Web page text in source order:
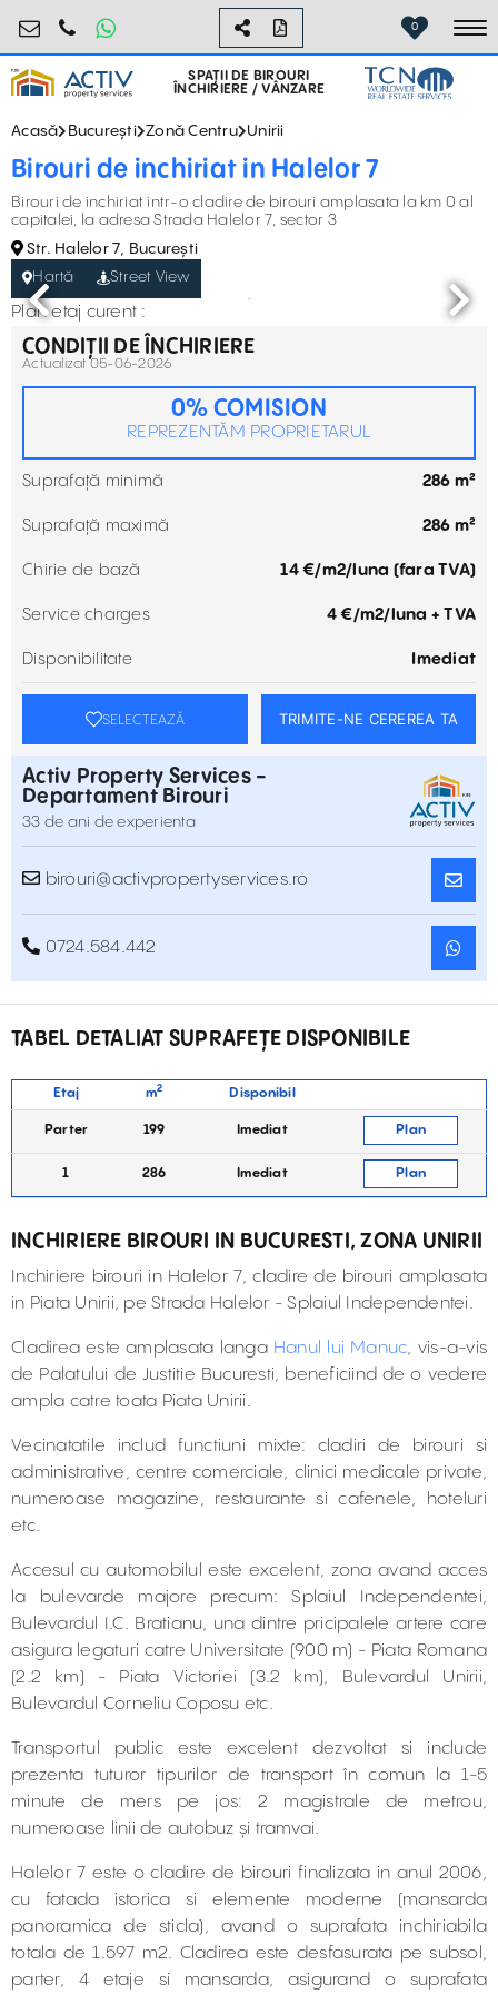
birouri@activpropertyservices.ro
0724.584.442 0
SPAȚII DE BIROURI
ÎNCHIRIERE / VÂNZARE
Acasă București Zonă Centru Unirii
Birouri de inchiriat in Halelor 7
Birouri de inchiriat intr-o cladire de birouri amplasata la km 0 al
capitalei, la adresa Strada Halelor 7, sector 3
Str. Halelor 7, București
Hartă
Street View
Plan etaj curent :
CONDIȚII DE ÎNCHIRIERE
Actualizat 05-06-2026
0% COMISION
REPREZENTĂM PROPRIETARUL
Suprafață minimă 286 m²
Suprafață maximă 286 m²
Chirie de bază 14 €/m2/luna (fara TVA)
Service charges 4 €/m2/luna + TVA
Disponibilitate Imediat
SELECTEAZĂ TRIMITE-NE CEREREA TA
Activ Property Services -
Departament Birouri
33 de ani de experienta
birouri@activpropertyservices.ro
0724.584.442
TABEL DETALIAT SUPRAFEȚE DISPONIBILE
Etaj m2 Disponibil
Parter 199 Imediat Plan
1 286 Imediat Plan
INCHIRIERE BIROURI IN BUCURESTI, ZONA UNIRII
Inchiriere birouri in Halelor 7, cladire de birouri amplasata
in Piata Unirii, pe Strada Halelor - Splaiul Independentei.
Cladirea este amplasata langa Hanul lui Manuc, vis-a-vis
de Palatului de Justitie Bucuresti, beneficiind de o vedere
ampla catre toata Piata Unirii.
Vecinatatile includ functiuni mixte: cladiri de birouri si
administrative, centre comerciale, clinici medicale private,
numeroase magazine, restaurante si cafenele, hoteluri
etc.
Accesul cu automobilul este excelent, zona avand acces
la bulevarde majore precum: Splaiul Independentei,
Bulevardul I.C. Bratianu, una dintre pricipalele artere care
asigura legaturi catre Universitate (900 m) - Piata Romana
(2.2 km) - Piata Victoriei (3.2 km), Bulevardul Unirii,
Bulevardul Corneliu Coposu etc.
Transportul public este excelent dezvoltat si include
prezenta tuturor tipurilor de transport în comun la 1-5
minute de mers pe jos: 2 magistrale de metrou,
numeroase linii de autobuz şi tramvai.
Halelor 7 este o cladire de birouri finalizata in anul 2006,
cu fatada istorica si elemente moderne (mansarda
panoramica de sticla), avand o suprafata inchiriabila
totala de 1.597 m2. Cladirea este desfasurata pe subsol,
parter, 4 etaje si mansarda, asigurand o suprafata